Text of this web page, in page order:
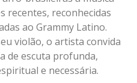
recentes, reconhecidas
ao Grammy Latino.
violão, o artista convida
de escuta profunda,
e necessária.